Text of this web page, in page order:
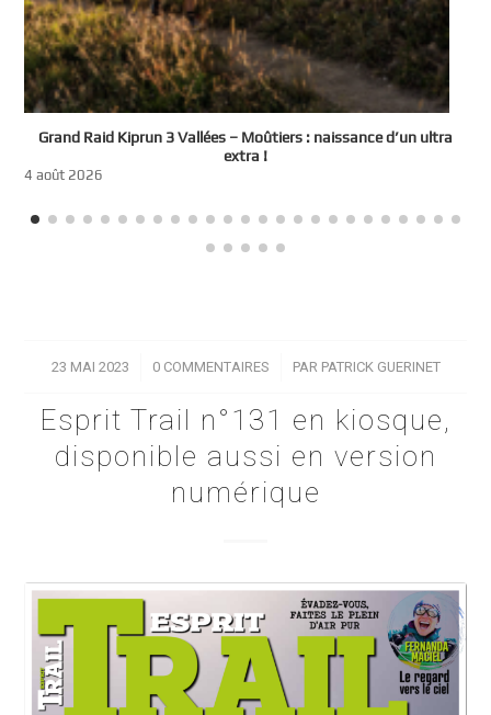
Grand Raid Kiprun 3 Vallées – Moûtiers : naissance d’un ultra
extra !
4 août 2026
23 MAI 2023
/ 0 COMMENTAIRES
/ PAR PATRICK GUERINET
Esprit Trail n°131 en kiosque,
disponible aussi en version
numérique